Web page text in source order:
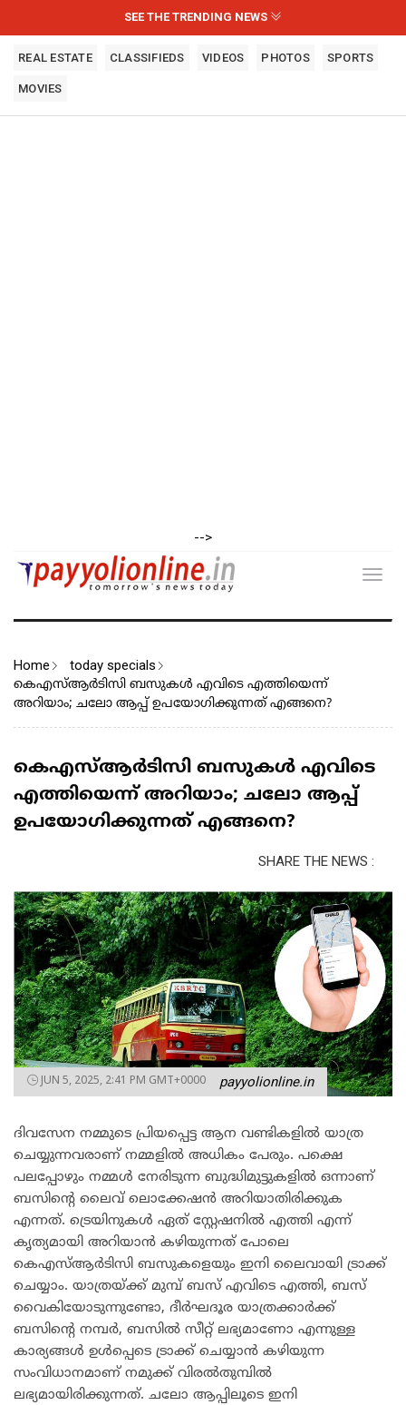
SEE THE TRENDING NEWS
REAL ESTATE CLASSIFIEDS VIDEOS PHOTOS SPORTS
MOVIES
-->
Home today specials
കെഎസ്ആർടിസി ബസുകൾ എവിടെ എത്തിയെന്ന്
അറിയാം; ചലോ ആപ്പ് ഉപയോഗിക്കുന്നത് എങ്ങനെ?
കെഎസ്ആർടിസി ബസുകൾ എവിടെ
എത്തിയെന്ന് അറിയാം; ചലോ ആപ്പ്
ഉപയോഗിക്കുന്നത് എങ്ങനെ?
SHARE THE NEWS :
JUN 5, 2025, 2:41 PM GMT+0000 payyolionline.in
ദിവസേന നമ്മുടെ പ്രിയപ്പെട്ട ആന വണ്ടികളിൽ യാത്ര
ചെയ്യുന്നവരാണ് നമ്മളിൽ അധികം പേരും. പക്ഷെ
പലപ്പോഴും നമ്മൾ നേരിടുന്ന ബുദ്ധിമുട്ടുകളിൽ ഒന്നാണ്
ബസിന്റെ ലൈവ് ലൊക്കേഷൻ അറിയാതിരിക്കുക
എന്നത്. ട്രെയിനുകൾ ഏത് സ്റ്റേഷനിൽ എത്തി എന്ന്
കൃത്യമായി അറിയാൻ കഴിയുന്നത് പോലെ
കെഎസ്ആർടിസി ബസുകളെയും ഇനി ലൈവായി ട്രാക്ക്
ചെയ്യാം. യാത്രയ്ക്ക് മുമ്പ് ബസ് എവിടെ എത്തി, ബസ്
വൈകിയോടുന്നുണ്ടോ, ദീർഘദൂര യാത്രക്കാർക്ക്
ബസിന്റെ നമ്പർ, ബസിൽ സീറ്റ് ലഭ്യമാണോ എന്നുള്ള
കാര്യങ്ങൾ ഉൾപ്പെടെ ട്രാക്ക് ചെയ്യാൻ കഴിയുന്ന
സംവിധാനമാണ് നമുക്ക് വിരൽതുമ്പിൽ
ലഭ്യമായിരിക്കുന്നത്. ചലോ ആപ്പിലൂടെ ഇനി